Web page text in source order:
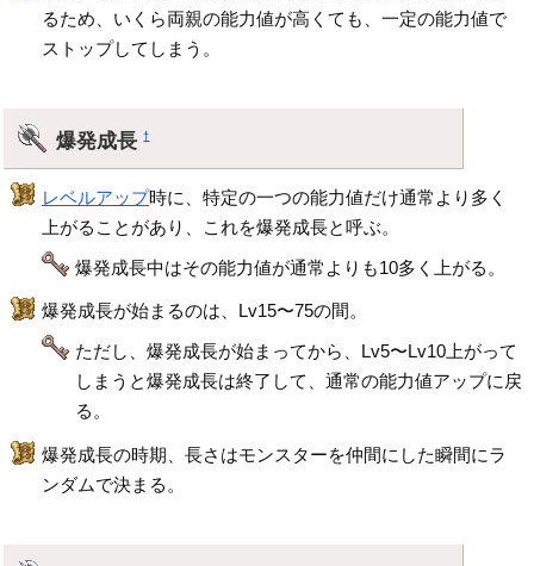
るため、いくら両親の能力値が高くても、一定の能力値で
ストップしてしまう。
爆発成長†
レベルアップ時に、特定の一つの能力値だけ通常より多く
上がることがあり、これを爆発成長と呼ぶ。
爆発成長中はその能力値が通常よりも10多く上がる。
爆発成長が始まるのは、Lv15〜75の間。
ただし、爆発成長が始まってから、Lv5〜Lv10上がって
しまうと爆発成長は終了して、通常の能力値アップに戻
る。
爆発成長の時期、長さはモンスターを仲間にした瞬間にラ
ンダムで決まる。